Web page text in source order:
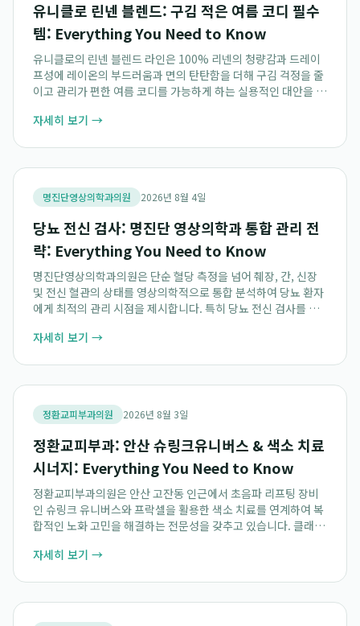
유니클로 린넨 블렌드: 구김 적은 여름 코디 필수
템: Everything You Need to Know
유니클로의 린넨 블렌드 라인은 100% 리넨의 청량감과 드레이
프성에 레이온의 부드러움과 면의 탄탄함을 더해 구김 걱정을 줄
이고 관리가 편한 여름 코디를 가능하게 하는 실용적인 대안을 제
우아함을 유지할 수 있도록 돕는 유...
자세히 보기 →
명진단영상의학과의원 2026년 8월 4일
당뇨 전신 검사: 명진단 영상의학과 통합 관리 전
략: Everything You Need to Know
명진단영상의학과의원은 단순 혈당 측정을 넘어 췌장, 간, 신장
및 전신 혈관의 상태를 영상의학적으로 통합 분석하여 당뇨 환자
에게 최적의 관리 시점을 제시합니다. 특히 당뇨 전신 검사를 통
검진을 찾는 많은 분께 중요한 건...
자세히 보기 →
정환교피부과의원 2026년 8월 3일
정환교피부과: 안산 슈링크유니버스 & 색소 치료
시너지: Everything You Need to Know
정환교피부과의원은 안산 고잔동 인근에서 초음파 리프팅 장비
인 슈링크 유니버스와 프락셀을 활용한 색소 치료를 연계하여 복
합적인 노화 고민을 해결하는 전문성을 갖추고 있습니다. 클래시
의 숙련된 기술로 안산 탄력 레이저 및 기...
자세히 보기 →